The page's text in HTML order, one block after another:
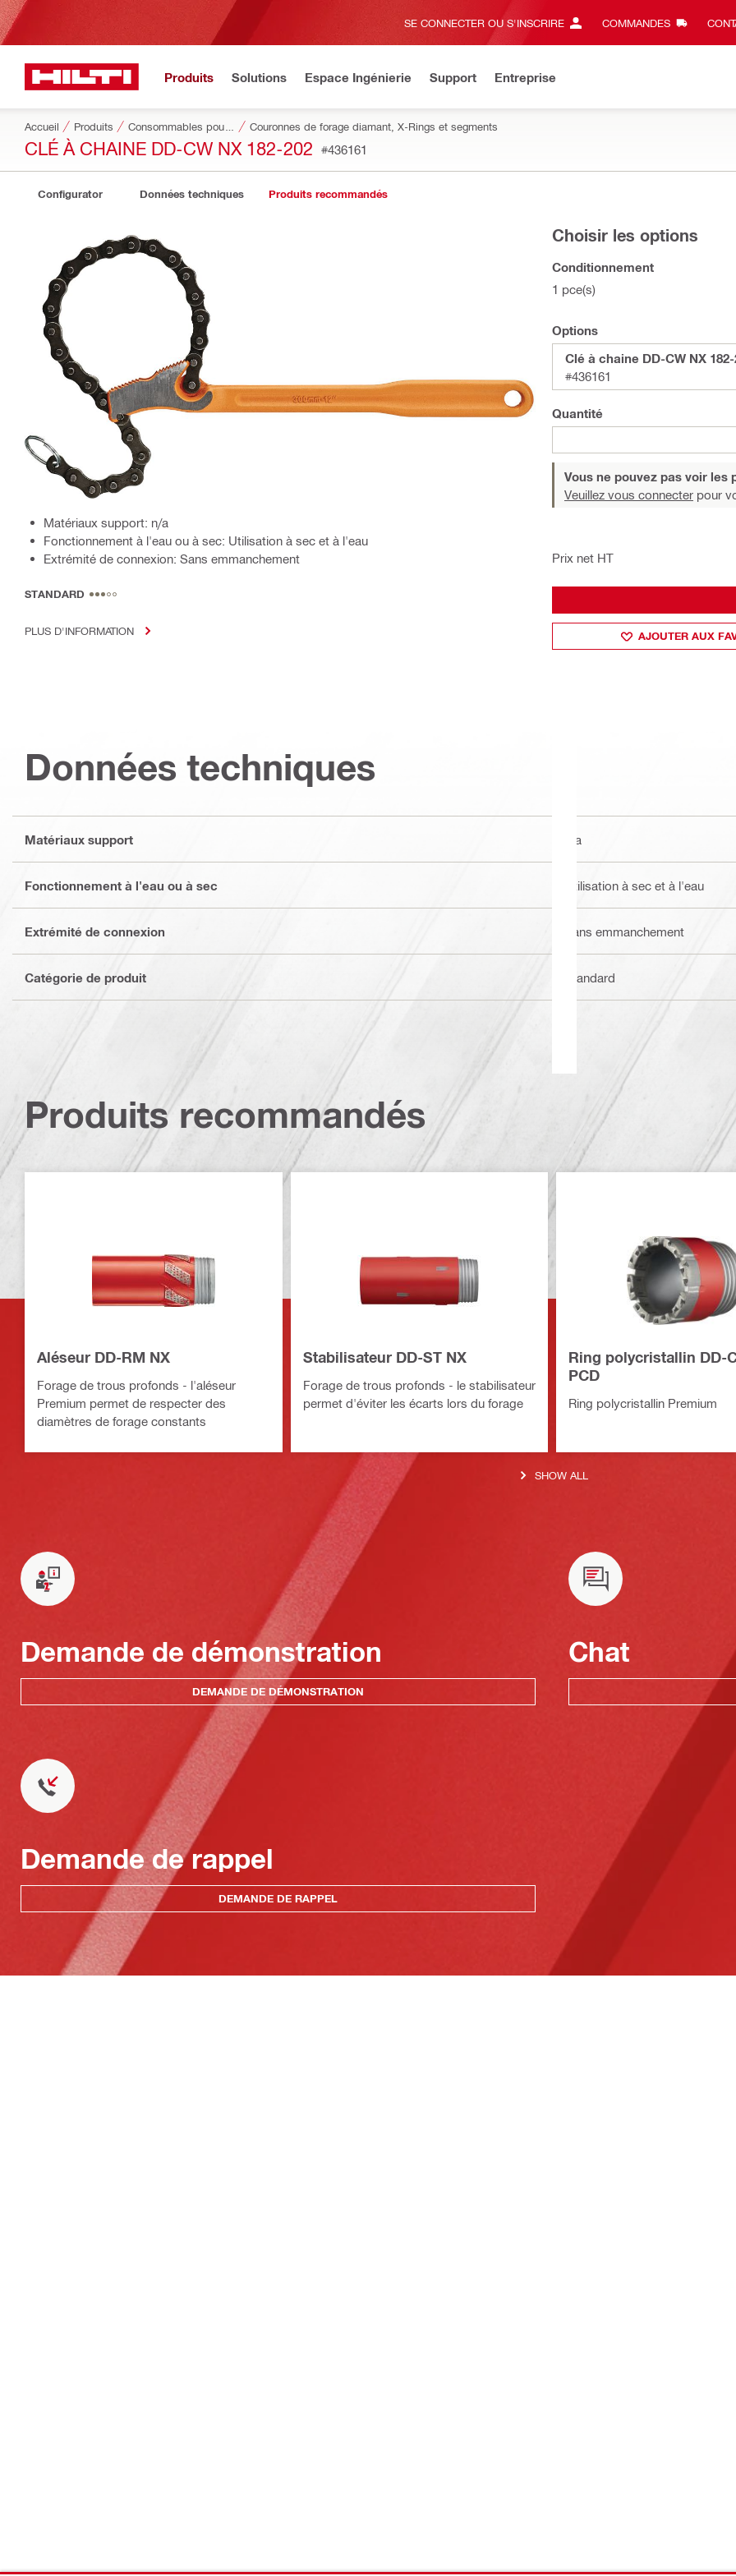
SE CONNECTER OU S'INSCRIRE COMMANDES
Produits Solutions Espace Ingénierie Support Entreprise
Accueil Produits Couronnes de forage diamant, X-Rings et segments
CLÉ À CHAINE DD-CW NX 182-202 #436161
Configurator Données techniques Produits recommandés
Matériaux support: n/a
Fonctionnement à l'eau ou à sec: Utilisation à sec et à l'eau
Extrémité de connexion: Sans emmanchement
STANDARD
PLUS D'INFORMATION
Choisir les options
Conditionnement
1 pce(s)
Options
Clé à chaine DD-CW NX 182-
#436161
Quantité
Vous ne pouvez pas voir les
Veuillez vous connecter pour
Prix net HT
AJOUTER AUX
Données techniques
Matériaux support n/a
Fonctionnement à l'eau ou à sec Utilisation à sec et à l'eau
Extrémité de connexion Sans emmanchement
Catégorie de produit Standard
Produits recommandés
Aléseur DD-RM NX
Forage de trous profonds - l'aléseur
Premium permet de respecter des
diamètres de forage constants
Stabilisateur DD-ST NX
Forage de trous profonds - le stabilisateur
permet d'éviter les écarts lors du forage
Ring polycristallin DD-
PCD
Ring polycristallin Premium
SHOW ALL
Demande de démonstration
DEMANDE DE DÉMONSTRATION
Chat
Demande de rappel
DEMANDE DE RAPPEL